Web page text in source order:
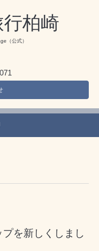
柏崎
（公式）
を新しくしまし